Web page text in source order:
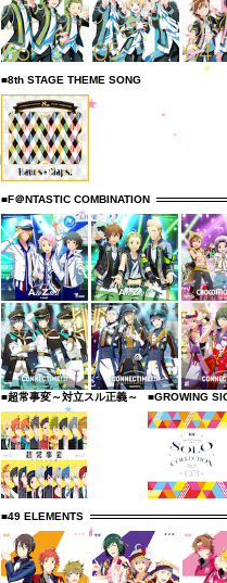
■8th STAGE THEME SONG
■F＠NTASTIC COMBINATION
■超常事変～対立スル正義～ ■GROWING
■49 ELEMENTS